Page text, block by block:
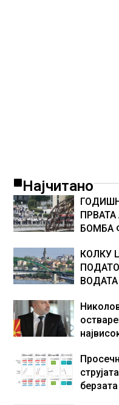
Најчитано
БОМБА
ШТО
како
во
што го
КОЛКУ
Европа